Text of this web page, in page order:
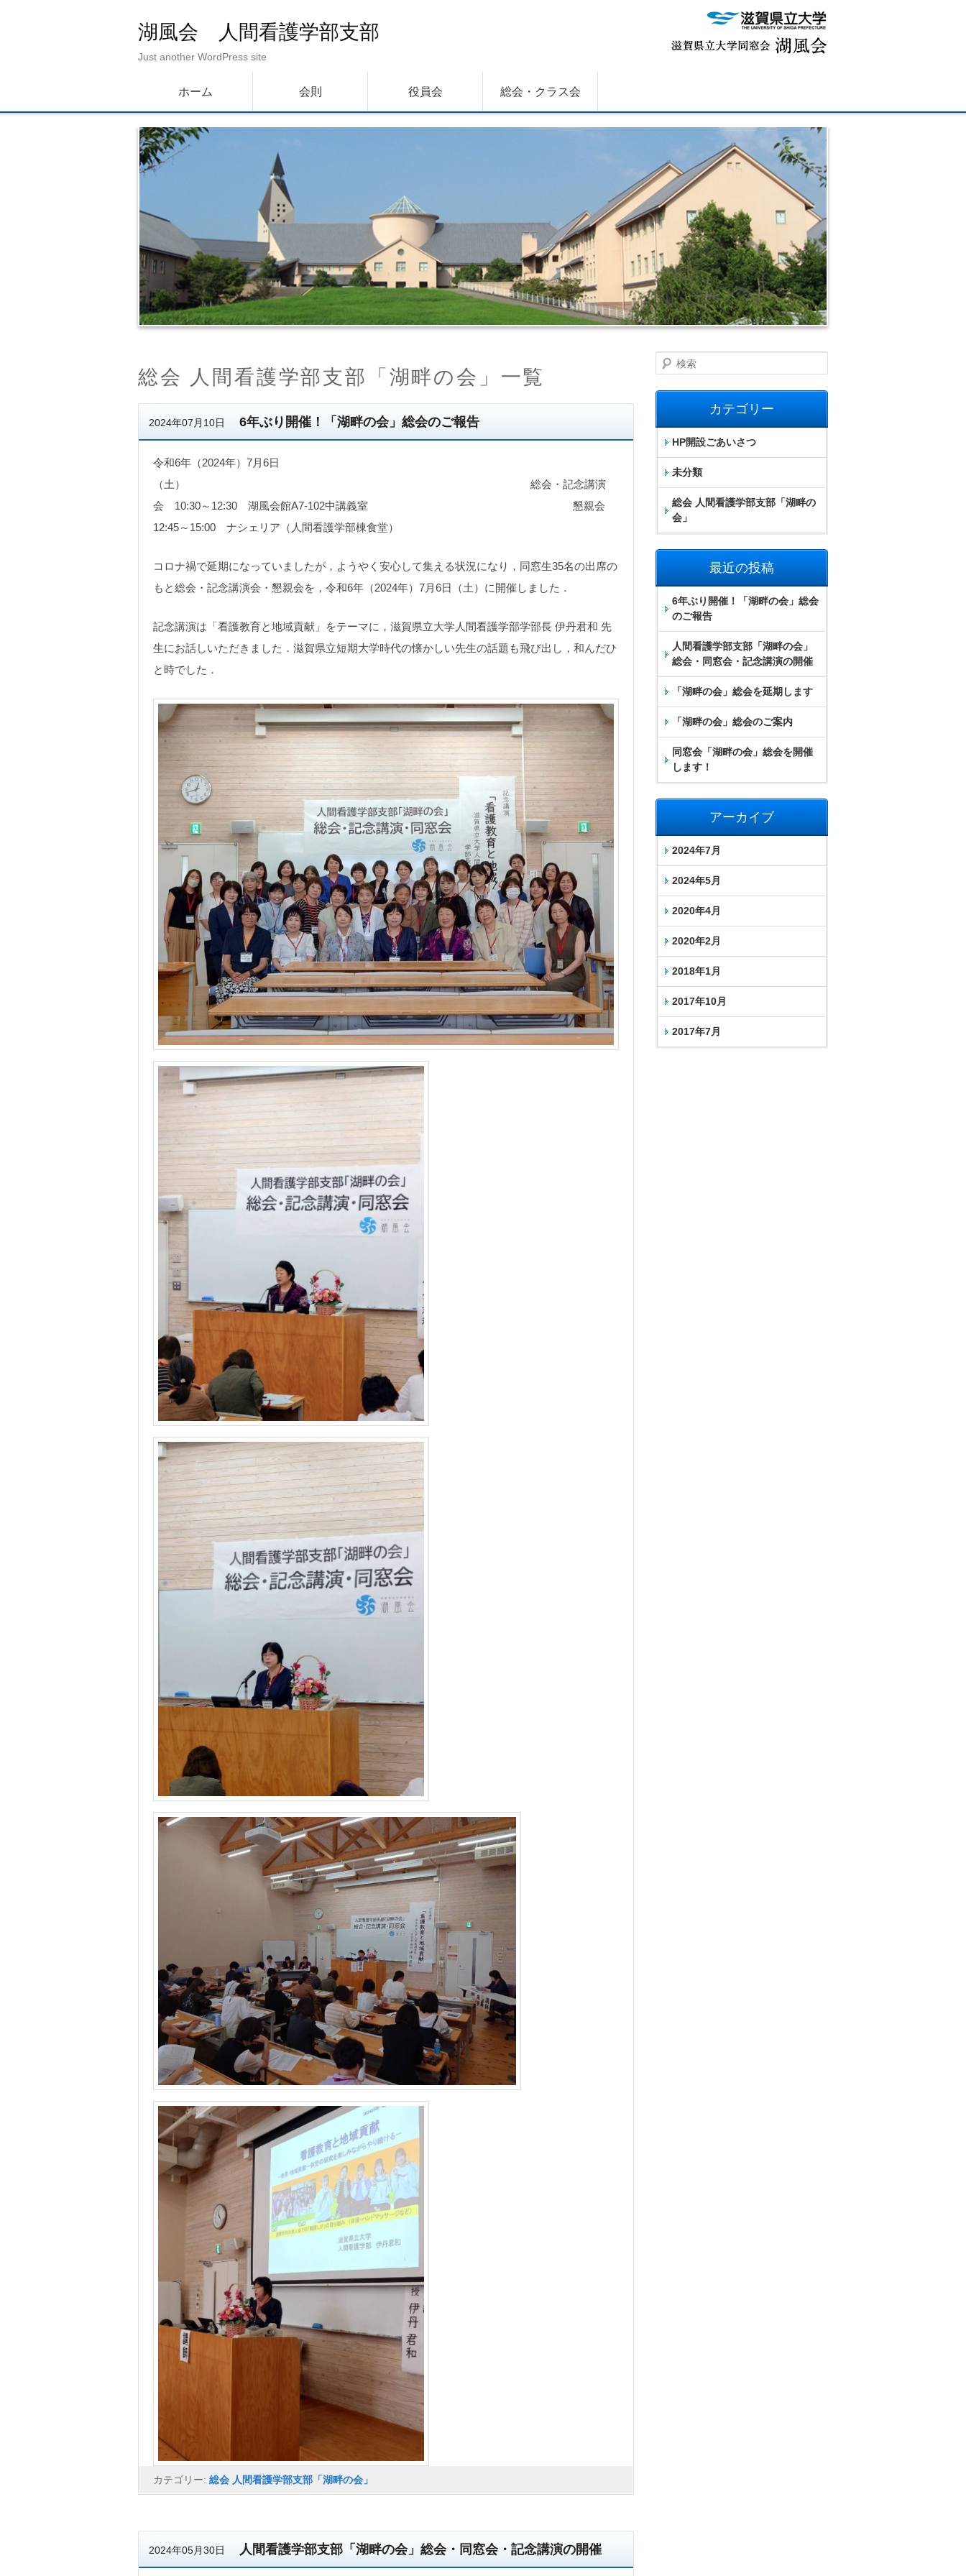
湖風会 人間看護学部支部
Just another WordPress site
メインコンテンツへ移動
サブコンテンツへ移動
ホーム 会則 役員会 総会・クラス会
総会 人間看護学部支部「湖畔の会」一覧
2024年07月10日 6年ぶり開催！「湖畔の会」総会のご報告
令和6年（2024年）7月6日
（土） 総会・記念講演
会 10:30～12:30 湖風会館A7-102中講義室 懇親会
12:45～15:00 ナシェリア（人間看護学部棟食堂）
コロナ禍で延期になっていましたが，ようやく安心して集える状況になり，同窓生35名の出席の
もと総会・記念講演会・懇親会を，令和6年（2024年）7月6日（土）に開催しました．
記念講演は「看護教育と地域貢献」をテーマに，滋賀県立大学人間看護学部学部長 伊丹君和 先
生にお話しいただきました．滋賀県立短期大学時代の懐かしい先生の話題も飛び出し，和んだひ
と時でした．
カテゴリー: 総会 人間看護学部支部「湖畔の会」
2024年05月30日 人間看護学部支部「湖畔の会」総会・同窓会・記念講演の開催
検索
カテゴリー
HP開設ごあいさつ
未分類
総会 人間看護学部支部「湖畔の
会」
最近の投稿
6年ぶり開催！「湖畔の会」総会
のご報告
人間看護学部支部「湖畔の会」
総会・同窓会・記念講演の開催
「湖畔の会」総会を延期します
「湖畔の会」総会のご案内
同窓会「湖畔の会」総会を開催
します！
アーカイブ
2024年7月
2024年5月
2020年4月
2020年2月
2018年1月
2017年10月
2017年7月